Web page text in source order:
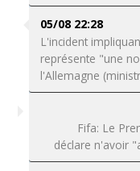
05/08 22:28
L'incident
représente "une
l'Allemagne
Fifa: Le
déclare n'avoir